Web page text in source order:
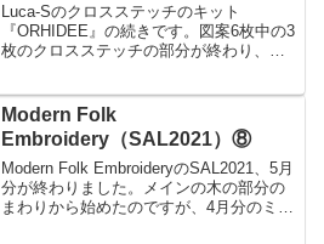
Luca-Sのクロスステッチのキット
『ORHIDEE』の続きです。図案6枚中の3
枚のクロスステッチの部分が終わり、
ろがありびっくり！布を横にしてステッ
チしていて混乱してしまいました。
Modern Folk
Embroidery（SAL2021）⑧
Modern Folk EmbroideryのSAL2021、5月
分が終わりました。メインの木の部分の
まわりから始めたのですが、4月分のミス